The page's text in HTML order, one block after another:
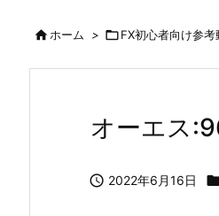
ホーム > FX初心者向け参考
オーエス
 2022年6月16日